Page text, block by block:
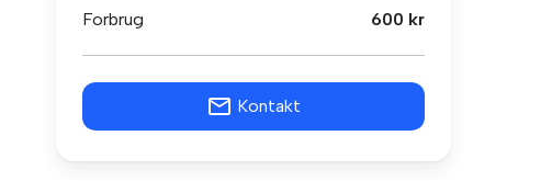
Forbrug 600 kr
Kontakt